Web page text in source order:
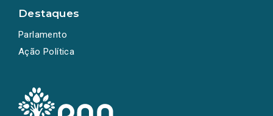
Destaques
Parlamento
Ação Política